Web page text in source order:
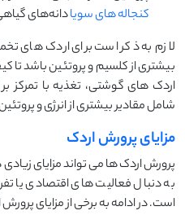
کنجاله‌ های سویادانه‌های
لازم به ذکر است برای اردک ‌های
بیشتری از کلسیم و پروتئین باشد تا
اردک ‌های گوشتی، تغذیه با تمرکز
شامل مقادیر بیشتری از انرژی و
مزایای پرورش اردک
پرورش اردک ‌ها می ‌تواند مزایای
به دنبال فعالیت ‌های اقتصادی یا
است. در ادامه به برخی از مزایای